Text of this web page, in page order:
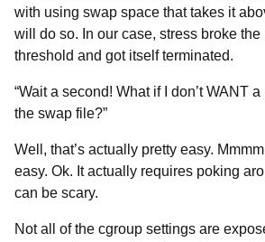
with using swap space that takes it
will do so. In our case, stress broke
threshold and got itself terminated.
“Wait a second! What if I don’t WANT
the swap file?”
Well, that’s actually pretty easy.
easy. Ok. It actually requires poking
can be scary.
Not all of the cgroup settings are